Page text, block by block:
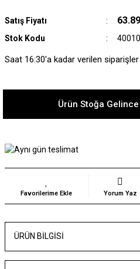
Satış Fiyatı
Stok Kodu
Saat 16:30'a kadar verilen
Ürün Stoğa
Yorum Yaz
ÜRÜN BILGISI